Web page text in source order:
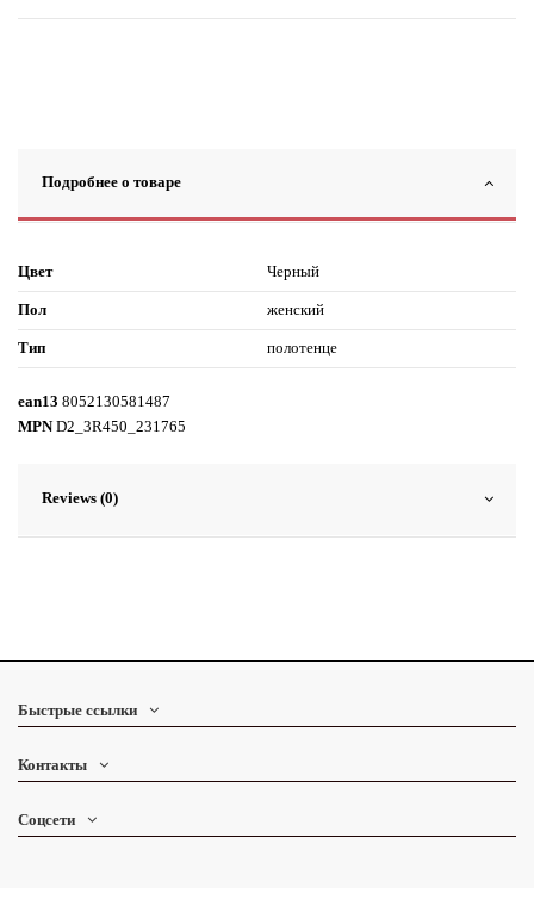
Подробнее о товаре
Цвет Черный
Пол женский
Тип полотенце
ean13 8052130581487
MPN D2_3R450_231765
Reviews (0)
Быстрые ссылки
Контакты
Соцсети